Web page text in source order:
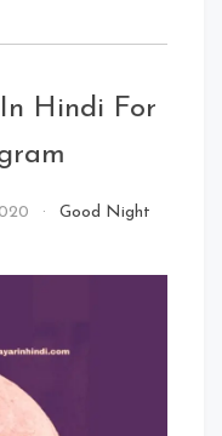
Hindi For
Good Night